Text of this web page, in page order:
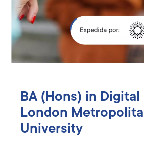
BA (Hons) in
London
University